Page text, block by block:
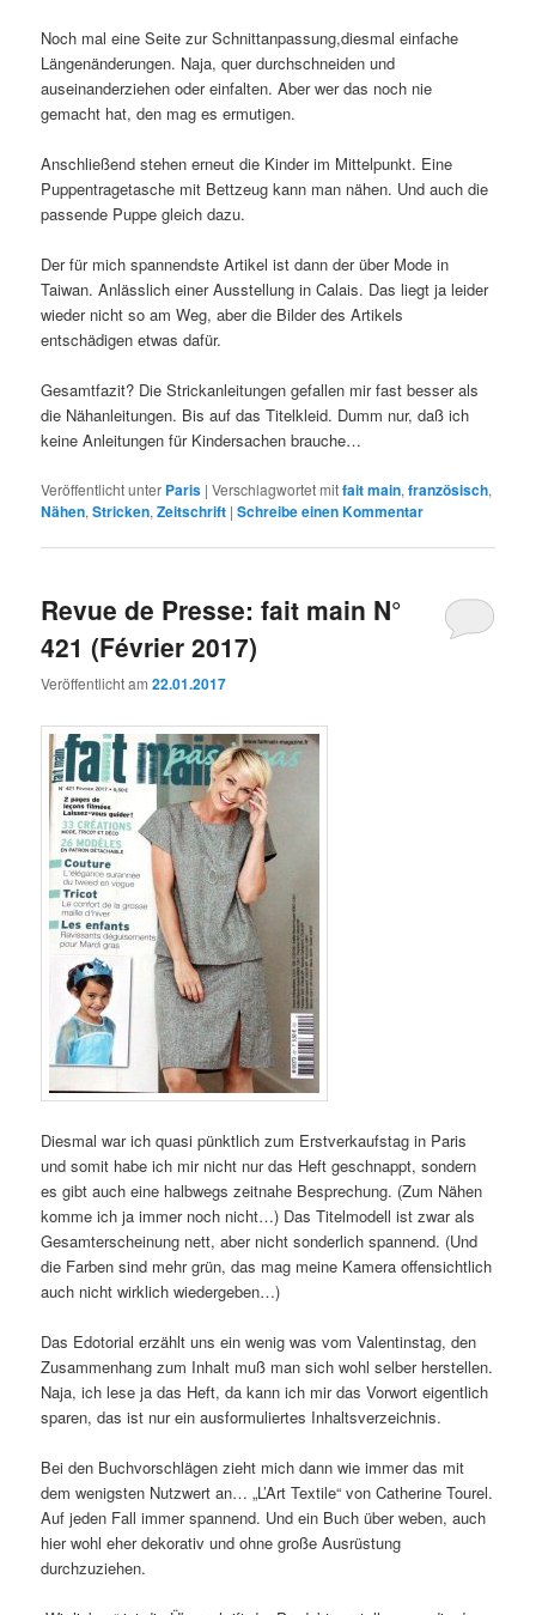
Noch mal eine Seite zur Schnittanpassung,diesmal einfache
Längenänderungen. Naja, quer durchschneiden und
auseinanderziehen oder einfalten. Aber wer das noch nie
gemacht hat, den mag es ermutigen.
Anschließend stehen erneut die Kinder im Mittelpunkt. Eine
Puppentragetasche mit Bettzeug kann man nähen. Und auch die
passende Puppe gleich dazu.
Der für mich spannendste Artikel ist dann der über Mode in
Taiwan. Anlässlich einer Ausstellung in Calais. Das liegt ja leider
wieder nicht so am Weg, aber die Bilder des Artikels
entschädigen etwas dafür.
Gesamtfazit? Die Strickanleitungen gefallen mir fast besser als
die Nähanleitungen. Bis auf das Titelkleid. Dumm nur, daß ich
keine Anleitungen für Kindersachen brauche…
Veröffentlicht unter Paris |Verschlagwortet mitfait main,französisch,
Nähen,Stricken,Zeitschrift |Schreibe einen Kommentar
Revue de Presse: fait main N°
421 (Février 2017)
Veröffentlicht am22.01.2017
Diesmal war ich quasi pünktlich zum Erstverkaufstag in Paris
und somit habe ich mir nicht nur das Heft geschnappt, sondern
es gibt auch eine halbwegs zeitnahe Besprechung. (Zum Nähen
komme ich ja immer noch nicht…) Das Titelmodell ist zwar als
Gesamterscheinung nett, aber nicht sonderlich spannend. (Und
die Farben sind mehr grün, das mag meine Kamera offensichtlich
auch nicht wirklich wiedergeben…)
Das Edotorial erzählt uns ein wenig was vom Valentinstag, den
Zusammenhang zum Inhalt muß man sich wohl selber herstellen.
Naja, ich lese ja das Heft, da kann ich mir das Vorwort eigentlich
sparen, das ist nur ein ausformuliertes Inhaltsverzeichnis.
Bei den Buchvorschlägen zieht mich dann wie immer das mit
dem wenigsten Nutzwert an… „L’Art Textile“ von Catherine Tourel.
Auf jeden Fall immer spannend. Und ein Buch über weben, auch
hier wohl eher dekorativ und ohne große Ausrüstung
durchzuziehen.